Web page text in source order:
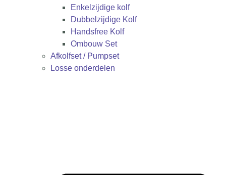
Enkelzijdige kolf
Dubbelzijdige Kolf
Handsfree Kolf
Ombouw Set
Afkolfset / Pumpset
Losse onderdelen